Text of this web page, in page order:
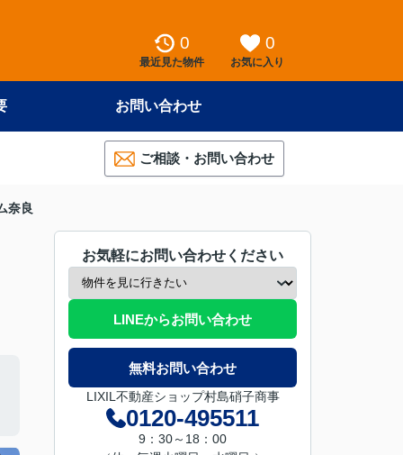
0
最近見た物件
0
お気に入り
お問い合わせ
ご相談・お問い合わせ
奈良
お気軽にお問い合わせください
LINEからお問い合わせ
無料お問い合わせ
LIXIL不動産ショップ村島硝子商事
0120-495511
9：30～18：00